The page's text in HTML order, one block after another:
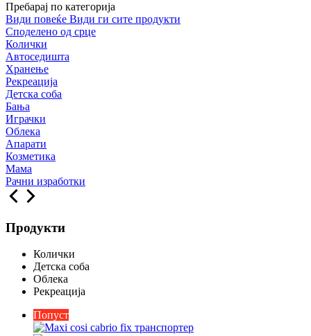
Пребарај по категорија
Види повеќе Види ги сите продукти
Споделено од срце
Колички
Автоседишта
Хранење
Рекреација
Детска соба
Бања
Играчки
Облека
Апарати
Козметика
Мама
Рачни изработки
Продукти
Колички
Детска соба
Облека
Рекреација
Попуст